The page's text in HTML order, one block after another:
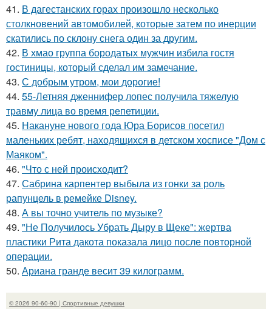
41. В дагестанских горах произошло несколько
столкновений автомобилей, которые затем по инерции
скатились по склону снега один за другим.
42. В хмао группа бородатых мужчин избила гостя
гостиницы, который сделал им замечание.
43. С добрым утром, мои дорогие!
44. 55-Летняя дженнифер лопес получила тяжелую
травму лица во время репетиции.
45. Накануне нового года Юра Борисов посетил
маленьких ребят, находящихся в детском хосписе "Дом с
Маяком".
46. "Что с ней происходит?
47. Сабрина карпентер выбыла из гонки за роль
рапунцель в ремейке Disney.
48. А вы точно учитель по музыке?
49. "Не Получилось Убрать Дыру в Щеке": жертва
пластики Рита дакота показала лицо после повторной
операции.
50. Ариана гранде весит 39 килограмм.
© 2026 90-60-90 | Спортивные девушки